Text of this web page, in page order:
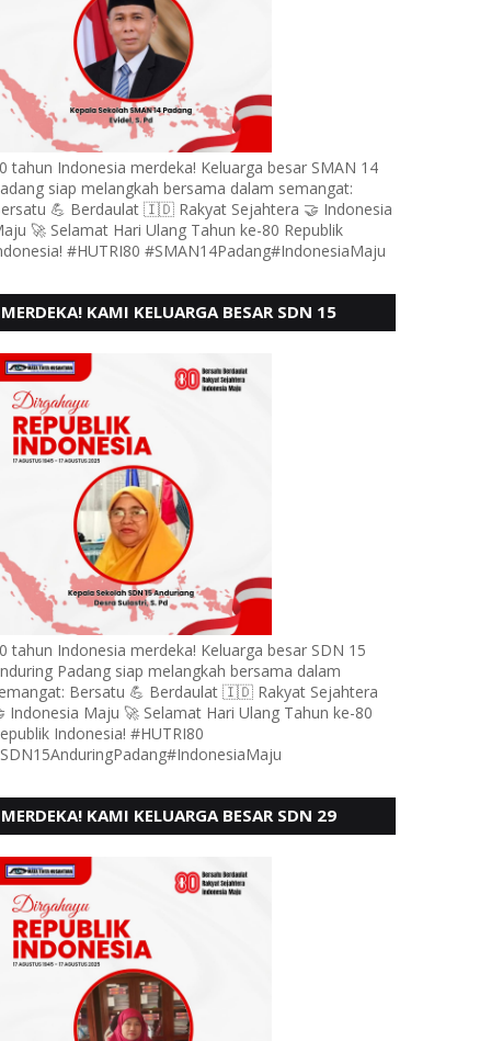
tahun Indonesia merdeka! Keluarga besar SMAN 14
siap melangkah bersama dalam semangat:
💪 Berdaulat 🇮🇩 Rakyat Sejahtera 🤝 Indonesia
🚀 Selamat Hari Ulang Tahun ke-80 Republik
#HUTRI80 #SMAN14Padang#IndonesiaMaju
MERDEKA! KAMI KELUARGA BESAR SDN 15
- 80
tahun Indonesia merdeka! Keluarga besar SDN 15
Padang siap melangkah bersama dalam
Bersatu 💪 Berdaulat 🇮🇩 Rakyat Sejahtera
Indonesia Maju 🚀 Selamat Hari Ulang Tahun ke-80
Indonesia! #HUTRI80
MERDEKA! KAMI KELUARGA BESAR SDN 29
MENGUCAPKAN HUT RI KE - 80